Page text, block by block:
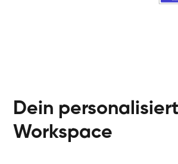
Dein
Workspace